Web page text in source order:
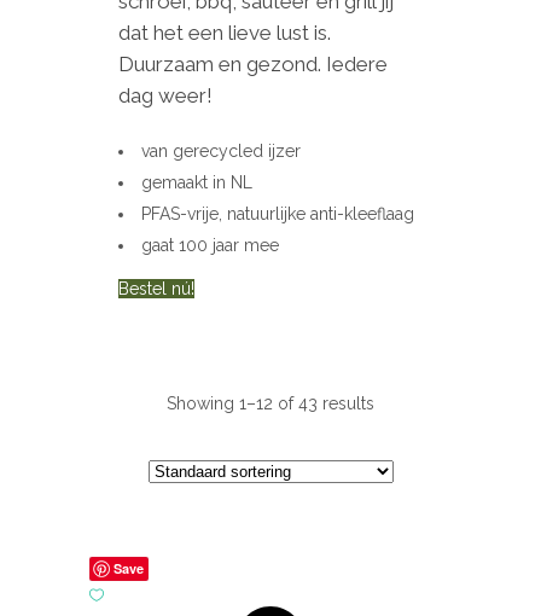
dat het een lieve lust is.
Duurzaam en gezond. Iedere
dag weer!
van gerecycled ijzer
gemaakt in NL
PFAS-vrije, natuurlijke anti-kleeflaag
gaat 100 jaar mee
Bestel nú!
Showing 1–12 of 43 results
Save